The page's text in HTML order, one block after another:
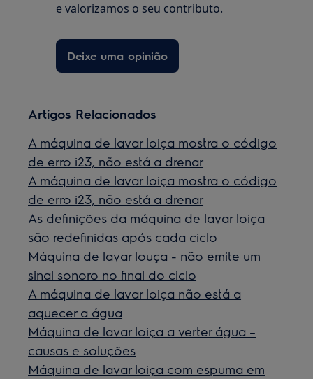
e valorizamos o seu contributo.
Deixe uma opinião
Artigos Relacionados
A máquina de lavar loiça mostra o código
de erro i23, não está a drenar
A máquina de lavar loiça mostra o código
de erro i23, não está a drenar
As definições da máquina de lavar loiça
são redefinidas após cada ciclo
Máquina de lavar louça - não emite um
sinal sonoro no final do ciclo
A máquina de lavar loiça não está a
aquecer a água
Máquina de lavar loiça a verter água –
causas e soluções
Máquina de lavar loiça com espuma em